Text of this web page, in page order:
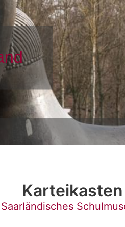
Karteikasten
Saarländisches